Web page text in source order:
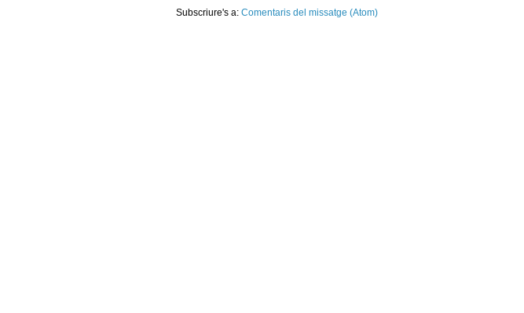
Subscriure's a: Comentaris del missatge (Atom)